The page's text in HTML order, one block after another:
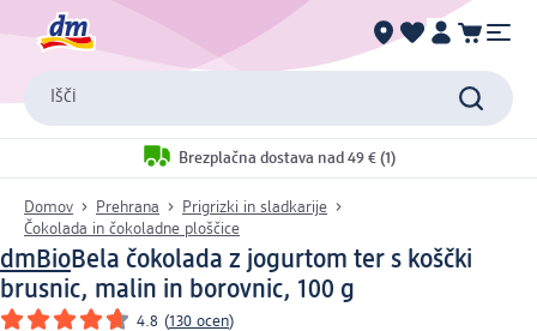
Išči
Brezplačna dostava nad 49 € (1)
Domov Prehrana
Prigrizki in sladkarije
Čokolada in čokoladne ploščice
dmBioBela čokolada z jogurtom ter s koščki
brusnic, malin in borovnic, 100 g
4.8 (130 ocen)